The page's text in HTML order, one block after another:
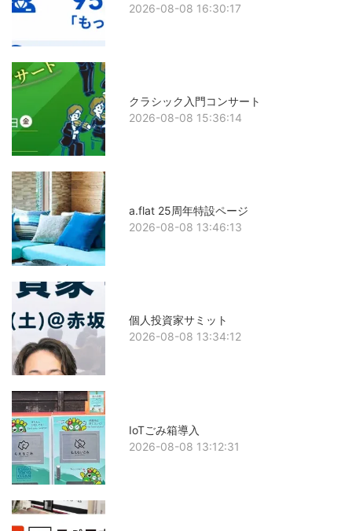
2026-08-08 16:30:17
クラシック入門コンサート
2026-08-08 15:36:14
a.flat 25周年特設ページ
2026-08-08 13:46:13
個人投資家サミット
2026-08-08 13:34:12
IoTごみ箱導入
2026-08-08 13:12:31